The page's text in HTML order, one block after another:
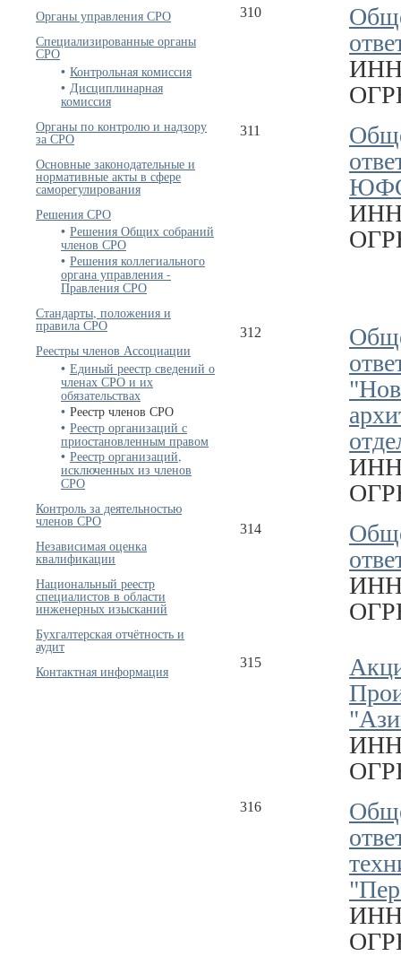
Органы управления СРО
Специализированные органы
СРО
Контрольная комиссия
Дисциплинарная
комиссия
Органы по контролю и надзору
за СРО
Основные законодательные и
нормативные акты в сфере
саморегулирования
Решения СРО
Решения Общих собраний
членов СРО
Решения коллегиального
органа управления -
Правления СРО
Стандарты, положения и
правила СРО
Реестры членов Ассоциации
Единый реестр сведений о
членах СРО и их
обязательствах
Реестр членов СРО
Реестр организаций с
приостановленным правом
Реестр организаций,
исключенных из членов
СРО
Контроль за деятельностью
членов СРО
Независимая оценка
квалификации
Национальный реестр
специалистов в области
инженерных изысканий
Бухгалтерская отчётность и
аудит
Контактная информация
310
ИНН
311
ИНН
312
ИНН
314
ИНН
315
ИНН
316
ИНН